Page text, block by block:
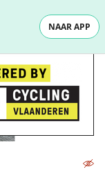
NAAR APP